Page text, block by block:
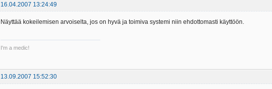
16.04.2007 13:24:49
Näyttää kokeilemisen arvoiselta, jos on hyvä ja toimiva systemi niin ehdottomasti käyttöön.
I'm a medic!
13.09.2007 15:52:30